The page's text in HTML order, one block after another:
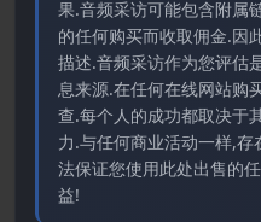
果.音频采访可能包含附属
的任何购买而收取佣金.因
描述.音频采访作为您评估
息来源.在任何在线网站购
查.每个人的成功都取决于
力.与任何商业活动一样,
法保证您使用此处出售的
益!